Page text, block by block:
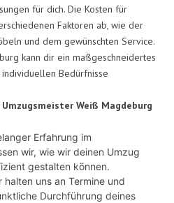
für dich. Die Kosten für
Faktoren ab, wie der
und dem gewünschten Service.
kann dir ein maßgeschneidertes
Bedürfnisse
Weiß Magdeburg
Erfahrung im
wir, wie wir deinen Umzug
gestalten können.
uns an Termine und
Durchführung deines